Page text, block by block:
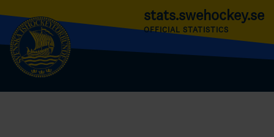
stats.swehockey.se
OFFICIAL STATISTICS